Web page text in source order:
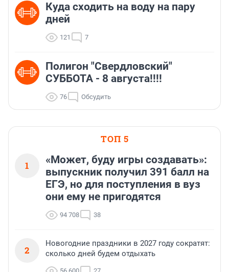
Куда сходить на воду на пару
дней
121 7
Полигон "Свердловский"
СУББОТА - 8 августа!!!!
76 Обсудить
ТОП 5
1
«Может, буду игры создавать»:
выпускник получил 391 балл на
ЕГЭ, но для поступления в вуз
они ему не пригодятся
94 708 38
2
Новогодние праздники в 2027 году сократят:
сколько дней будем отдыхать